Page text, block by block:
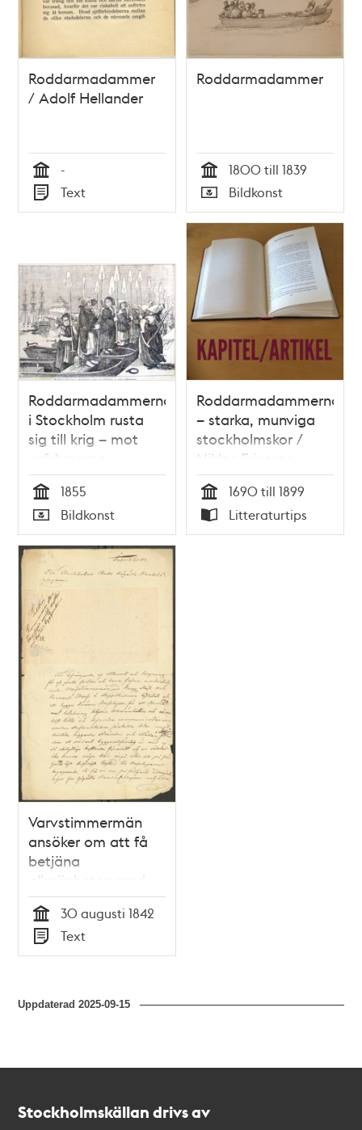
Roddarmadammer
/ Adolf Hellander
Tid
-
Typ
Text
Roddarmadammer
Tid
1800 till 1839
Typ
Bildkonst
Roddarmadammerna
i Stockholm rusta
sig till krig – mot
vefsluparna.
Teckning i Illustrerad
Tidning, nr 3 den 20
januari 1855.
Tid
1855
Typ
Bildkonst
Roddarmadammerna
– starka, munviga
stockholmskor /
Niklas Ericsson
Tid
1690 till 1899
Typ
Litteraturtips
Varvstimmermän
ansöker om att få
betjäna
allmänheten med
båtskjuts
Tid
30 augusti 1842
Typ
Text
Uppdaterad2025-09-15
Stockholmskällan drivs av